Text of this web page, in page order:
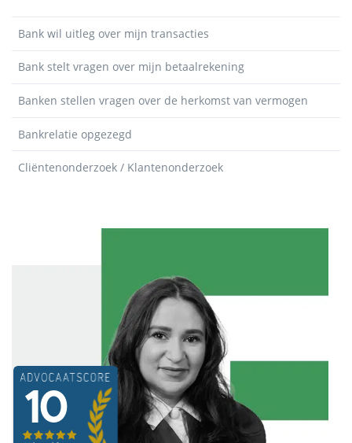
Bank wil uitleg over mijn transacties
Bank stelt vragen over mijn betaalrekening
Banken stellen vragen over de herkomst van vermogen
Bankrelatie opgezegd
Cliëntenonderzoek / Klantenonderzoek